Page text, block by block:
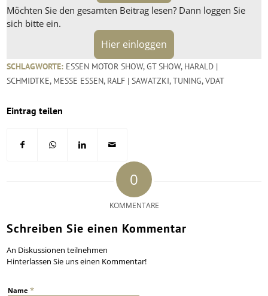
Möchten Sie den gesamten Beitrag lesen? Dann loggen Sie
sich bitte ein.
Hier einloggen
SCHLAGWORTE: ESSEN MOTOR SHOW,GT SHOW, HARALD |
SCHMIDTKE, MESSE ESSEN, RALF | SAWATZKI,TUNING,VDAT
Eintrag teilen
0
KOMMENTARE
Schreiben Sie einen Kommentar
An Diskussionen teilnehmen
Hinterlassen Sie uns einen Kommentar!
Name*